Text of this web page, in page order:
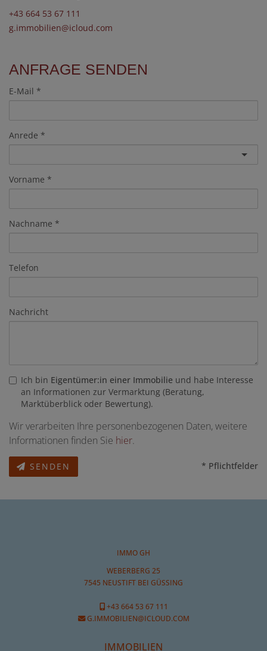
+43 664 53 67 111
g.immobilien@icloud.com
ANFRAGE SENDEN
E-Mail
Anrede
Vorname
Nachname
Telefon
Nachricht
Ich bin Eigentümer:in einer Immobilie und habe Interesse
an Informationen zur Vermarktung (Beratung,
Marktüberblick oder Bewertung).
Wir verarbeiten Ihre personenbezogenen Daten, weitere
Informationen finden Sie hier.
SENDEN * Pflichtfelder
IMMO GH
WEBERBERG 25
7545 NEUSTIFT BEI GÜSSING
+43 664 53 67 111
G.IMMOBILIEN@ICLOUD.COM
IMMOBILIEN